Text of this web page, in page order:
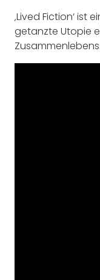
‚Lived Fiction‘ ist
getanzte Utopie
Zusammenlebens.